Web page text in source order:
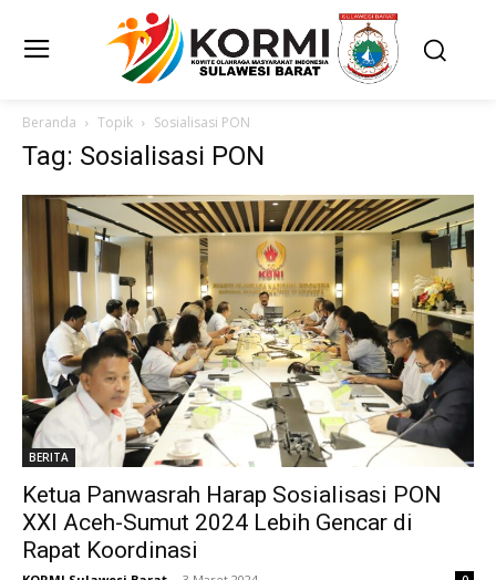
Beranda Topik Sosialisasi PON
Tag: Sosialisasi PON
BERITA
Ketua Panwasrah Harap Sosialisasi PON
XXI Aceh-Sumut 2024 Lebih Gencar di
Rapat Koordinasi